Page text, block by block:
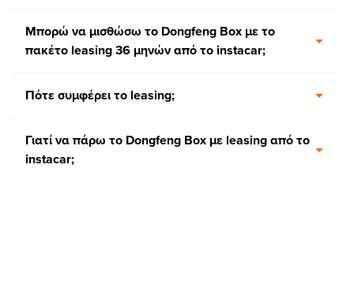
Μπορώ να μισθώσω το Dongfeng Box με το
πακέτο leasing 36 μηνών από το instacar;
Πότε συμφέρει το leasing;
Γιατί να πάρω το Dongfeng Box με leasing από το
instacar;